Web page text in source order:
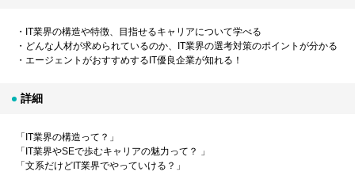
・IT業界の構造や特徴、目指せるキャリアについて学べる
・どんな人材が求められているのか、IT業界の選考対策のポイントが分かる
・エージェントがおすすめするIT優良企業が知れる！
詳細
「IT業界の構造って？」
「IT業界やSEで歩むキャリアの魅力って？ 」
「文系だけどIT業界でやっていける？」